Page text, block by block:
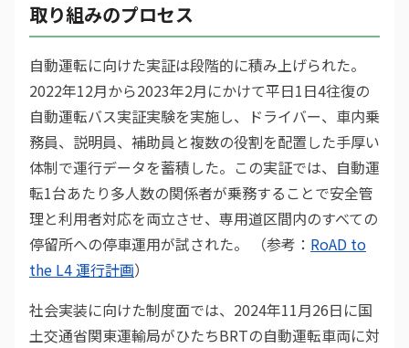
取り組みのプロセス
自動運転に向けた実証は段階的に積み上げられた。
2022年12月から2023年2月にかけて平日1日4往復の
自動運転バス実証実験を実施し、ドライバー、車内乗
務員、説明員、補助員と複数の役割を配置した手厚い
体制で運行データを蓄積した。この実証では、自動運
転1台あたり多人数の関係者が乗務することで安全管
理と利用者対応を両立させ、専用道区間内のすべての
停留所への停車運用が試された。 （参考： RoAD to
the L4 運行計画）
社会実装に向けた制度面では、2024年11月26日に国
土交通省関東運輸局がひたちBRTの自動運転車両に対